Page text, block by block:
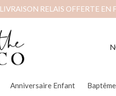
LIVRAISON RELAIS OFFERTE
Anniversaire Enfant Baptême